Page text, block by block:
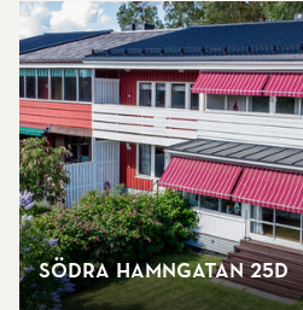
Södra Hamngatan 25D